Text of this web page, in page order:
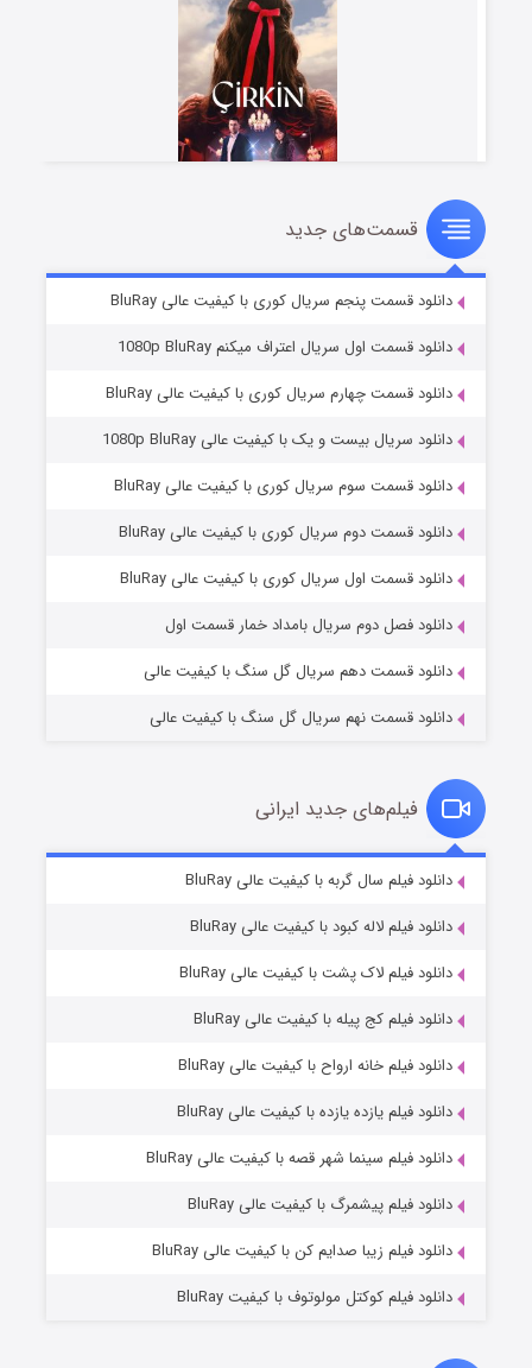
سریال زشت
قسمت۲ (زیرنویس) منتشر شد
مردگان متحرک: شهر مرده ۳
قسمت۲ (زیرنویس) منتشر شد
قسمت۷ (زیرنویس) منتشر شد
قسمت‌های جدید
دانلود قسمت پنجم سریال کوری با کیفیت عالی BluRay
دانلود قسمت اول سریال اعتراف میکنم 1080p BluRay
دانلود قسمت چهارم سریال کوری با کیفیت عالی BluRay
دانلود سریال بیست و یک با کیفیت عالی 1080p BluRay
دانلود قسمت سوم سریال کوری با کیفیت عالی BluRay
دانلود قسمت دوم سریال کوری با کیفیت عالی BluRay
دانلود قسمت اول سریال کوری با کیفیت عالی BluRay
دانلود فصل دوم سریال بامداد خمار قسمت اول
دانلود قسمت دهم سریال گل سنگ با کیفیت عالی
دانلود قسمت نهم سریال گل سنگ با کیفیت عالی
فیلم‌های جدید ایرانی
دانلود فیلم سال گربه با کیفیت عالی BluRay
دانلود فیلم لاله کبود با کیفیت عالی BluRay
دانلود فیلم لاک پشت با کیفیت عالی BluRay
دانلود فیلم کج‌ پیله با کیفیت عالی BluRay
دانلود فیلم خانه ارواح با کیفیت عالی BluRay
دانلود فیلم یازده یازده با کیفیت عالی BluRay
دانلود فیلم سینما شهر قصه با کیفیت عالی BluRay
دانلود فیلم پیشمرگ با کیفیت عالی BluRay
دانلود فیلم زیبا صدایم کن با کیفیت عالی BluRay
دانلود فیلم کوکتل مولوتوف با کیفیت BluRay